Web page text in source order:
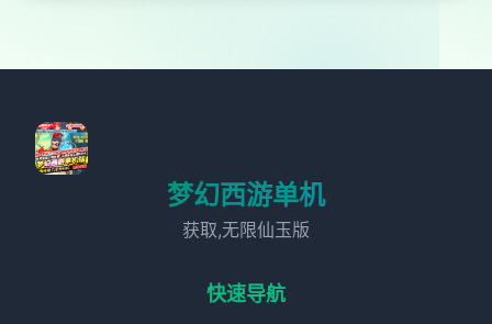
梦幻西游单机
获取,无限仙玉版
快速导航